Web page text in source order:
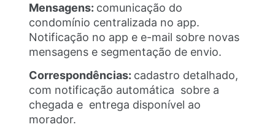
Mensagens: comunicação do
condomínio centralizada no app.
Notificação no app e e-mail sobre novas
mensagens e segmentação de envio.
Correspondências: cadastro detalhado,
com notificação automática sobre a
chegada e entrega disponível ao
morador.